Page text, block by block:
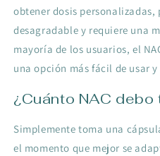
obtener dosis personalizadas,
desagradable y requiere una
mayoría de los usuarios, el
una opción más fácil de usar
¿Cuánto NAC debo
Simplemente toma una
el momento que mejor se